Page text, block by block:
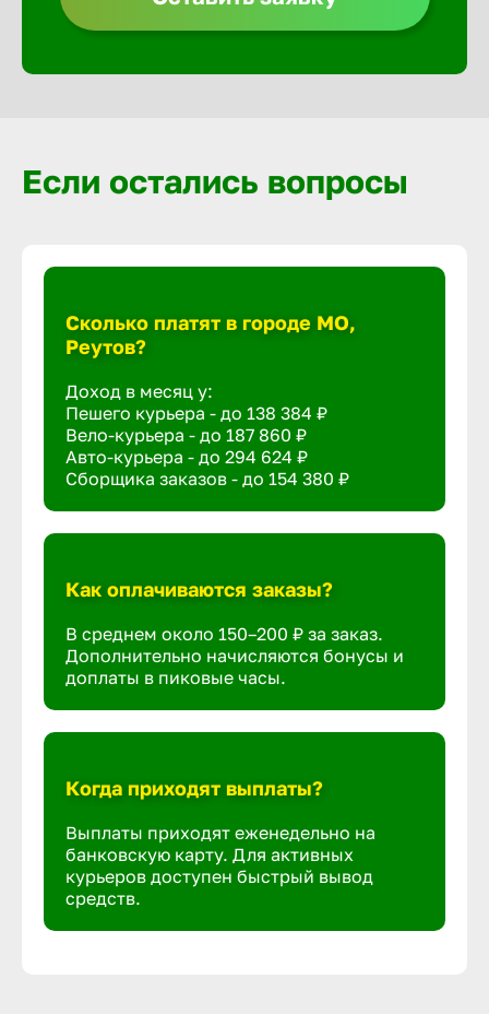
Если остались вопросы
Сколько платят в городе МО,
Реутов?
Доход в месяц у:
Пешего курьера - до 138 384 ₽
Вело-курьера - до 187 860 ₽
Авто-курьера - до 294 624 ₽
Сборщика заказов - до 154 380 ₽
Как оплачиваются заказы?
В среднем около 150–200 ₽ за заказ.
Дополнительно начисляются бонусы и
доплаты в пиковые часы.
Когда приходят выплаты?
Выплаты приходят еженедельно на
банковскую карту. Для активных
курьеров доступен быстрый вывод
средств.